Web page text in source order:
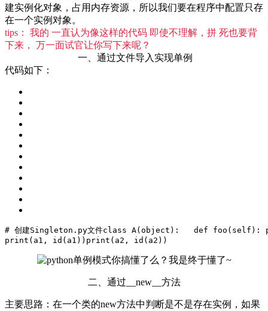
建实例化对象，占用内存资源，所以我们要在程序中配置只存
在一个实例对象。
tips：
我的 一直认为像这样的代码 即使不理解，拼 死也要背
下来，
万一面试官让你写下来呢？
一、通过文件导入实现单例
代码如下：
# 创建Singleton.py文件class A(object): def foo(self):
print(a1, id(a1)) print(a2, id(a2))
二、通过__new__方法
主要思路：在一个类的new方法中判断是不是存在实例，如果